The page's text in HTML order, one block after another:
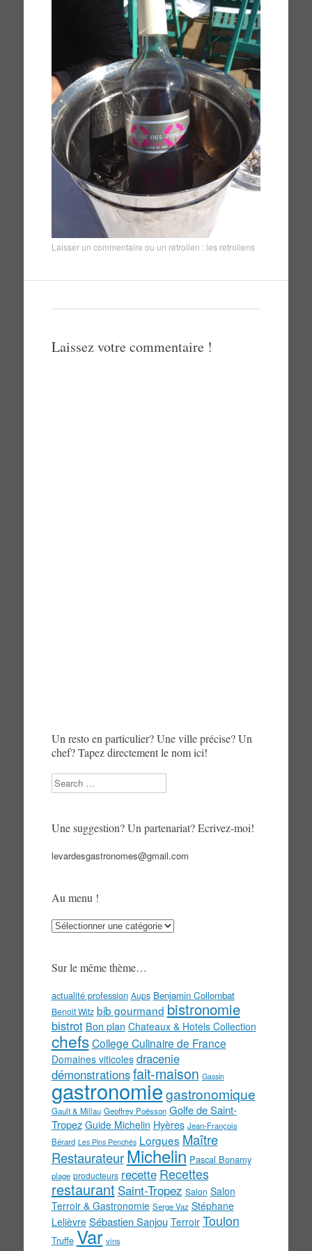
Laisser un commentaire ou un rétrolien : les retroliens
Laissez votre commentaire !
Un resto en particulier? Une ville précise? Un
chef? Tapez directement le nom ici!
Search
Une suggestion? Un partenariat? Ecrivez-moi!
levardesgastronomes@gmail.com
Au menu !
Au
Sur le même thème…
actualité profession Aups Benjamin Collombat
Benoit Witz bib gourmand bistronomie
bistrot Bon plan Chateaux & Hotels Collection
chefs College Culinaire de France
Domaines viticoles dracenie
démonstrationsfait-maison Gassin
gastronomiegastronomique
Gault & Millau Geoffrey Poësson Golfe de Saint-
Tropez Guide Michelin Hyères Jean-François
Bérard Les Pins Penchés Lorgues Maître
Restaurateur Michelin Pascal Bonamy
plage producteurs recette Recettes
restaurant Saint-Tropez Salon Salon
Terroir & Gastronomie Serge Vaz Stéphane
Lelièvre Sébastien Sanjou Terroir Toulon
Truffe Var vins